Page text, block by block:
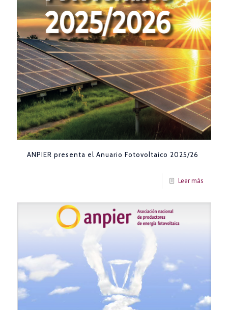
ANPIER presenta el Anuario Fotovoltaico 2025/26
Leer más